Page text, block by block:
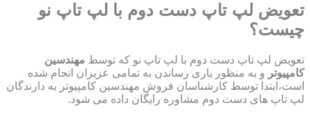
تعویض لپ تاپ دست دوم با لپ تاپ نو
چیست؟
تعویض لپ تاپ دست دوم با لپ تاپ نو که توسط مهندسین
کامپیوتر و به منظور یاری رساندن به تمامی عزیزان انجام شده
است،ابتدا توسط کارشناسان فروش مهندسین کامپیوتر به دارندگان
لپ تاپ های دست دوم مشاوره رایگان داده می شود.